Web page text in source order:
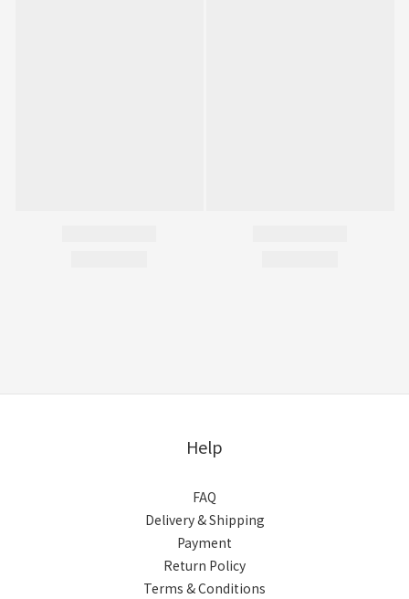
Help
FAQ
Delivery & Shipping
Payment
Return Policy
Terms & Conditions